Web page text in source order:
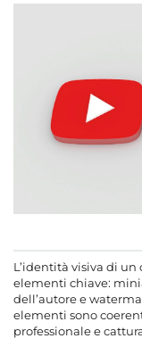
L’identità visiva di
elementi chiave:
dell’autore e
elementi sono
professionale e